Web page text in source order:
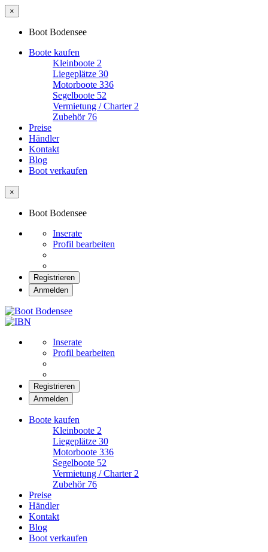
×
Boot Bodensee
Boote kaufen
Kleinboote 2
Liegeplätze 30
Motorboote 336
Segelboote 52
Vermietung / Charter 2
Zubehör 76
Preise
Händler
Kontakt
Blog
Boot verkaufen
×
Boot Bodensee
Inserate
Profil bearbeiten
Registrieren
Anmelden
Inserate
Profil bearbeiten
Registrieren
Anmelden
Boote kaufen
Kleinboote 2
Liegeplätze 30
Motorboote 336
Segelboote 52
Vermietung / Charter 2
Zubehör 76
Preise
Händler
Kontakt
Blog
Boot verkaufen